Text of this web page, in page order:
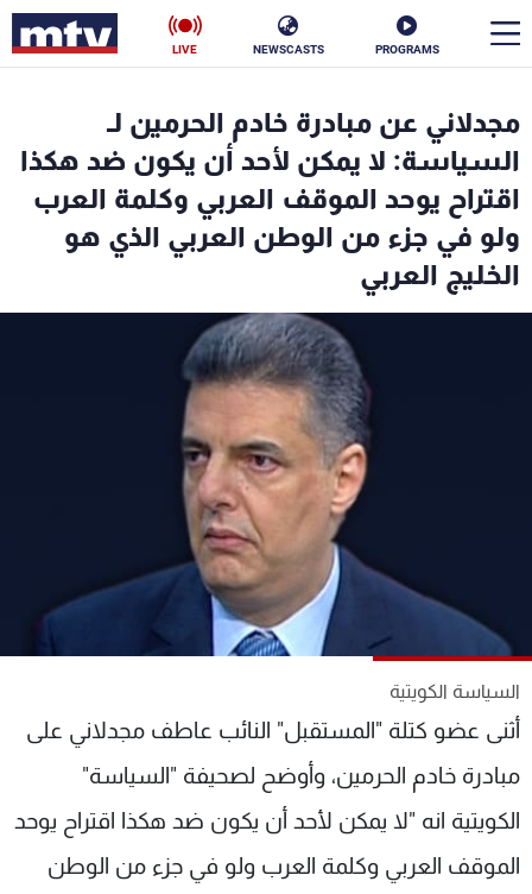
PROGRAMS
NEWSCASTS
LIVE
مجدلاني عن مبادرة خادم الحرمين لـ
السياسة: لا يمكن لأحد أن يكون ضد هكذا
اقتراح يوحد الموقف العربي وكلمة العرب
ولو في جزء من الوطن العربي الذي هو
الخليج العربي
السياسة الكويتية
أثنى عضو كتلة "المستقبل" النائب عاطف مجدلاني على
مبادرة خادم الحرمين، وأوضح لصحيفة "السياسة"
الكويتية انه "لا يمكن لأحد أن يكون ضد هكذا اقتراح يوحد
الموقف العربي وكلمة العرب ولو في جزء من الوطن
الأخبار
سياسة ناس
إقتصاد
رياضة
الإنـتـاج
لاعلاناتكم
شروط الإسـتخدام
سياسة الخصوصية